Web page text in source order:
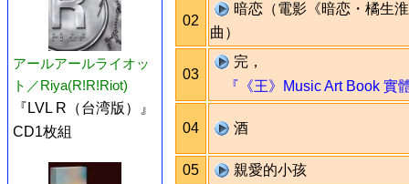
アールアールライオッ
ト／Riya(R!R!Riot)
『LVL R（台湾版）』
CD1枚組
02
暗恋（電影《暗恋・橘生
曲）
03
完，
『《王》Music Art Book 實
04 酒
05 親愛的小孩